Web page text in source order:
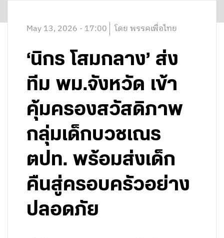
May 13, 2026 - 17:00 โดย พรรคเพื่อไทย
‘นิกร โสมกลาง’ ส่ง
ทีม พม.จังหวัด เข้า
คุ้มครองสวัสดิภาพ
กลุ่มเด็กบวชเณร
ตปท. พร้อมส่งเด็ก
คืนสู่ครอบครัวอย่าง
ปลอดภัย